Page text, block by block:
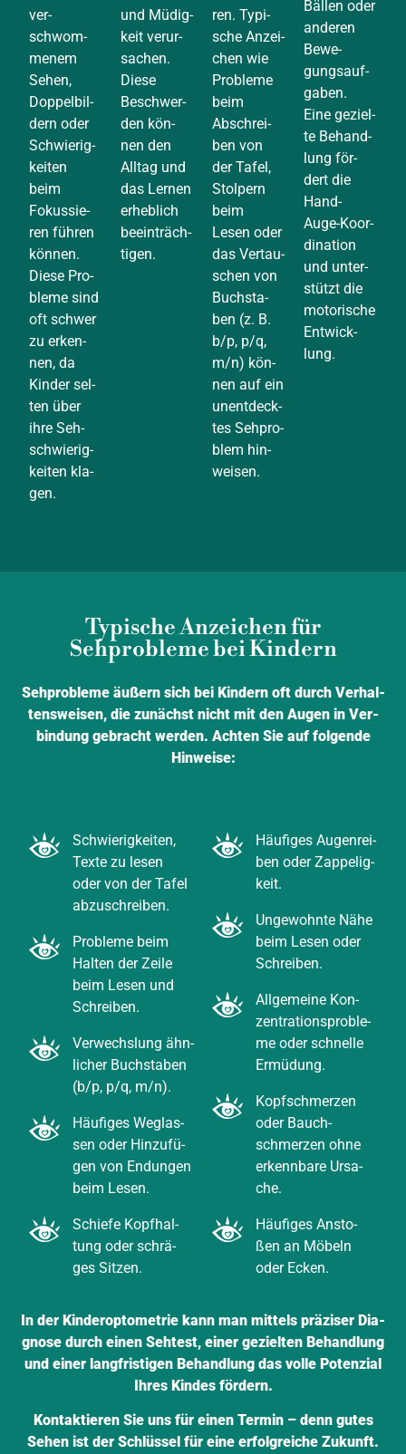
ver­
schwom­
me­nem
Sehen,
Dop­pel­bil­
dern oder
Schwie­rig­
kei­ten
beim
Fokus­sie­
ren füh­ren
kön­nen.
Die­se Pro­
ble­me sind
oft schwer
zu erken­
nen, da
Kin­der sel­
ten über
ihre Seh­
schwie­rig­
kei­ten kla­
gen.
und Müdig­
keit ver­ur­
sa­chen.
Die­se
Beschwer­
den kön­
nen den
All­tag und
das Ler­nen
erheb­lich
beein­träch­
ti­gen.
ren. Typi­
sche Anzei­
chen wie
Pro­ble­me
beim
Abschrei­
ben von
der Tafel,
Stol­pern
beim
Lesen oder
das Ver­tau­
schen von
Buch­sta­
ben (z. B.
b/p, p/q,
m/n) kön­
nen auf ein
unent­deck­
tes Seh­pro­
blem hin­
wei­sen.
Bäl­len oder
ande­ren
Bewe­
gungs­auf­
ga­ben.
Eine geziel­
te Behand­
lung för­
dert die
Hand-
Auge-Koor­
di­na­ti­on
und unter­
stützt die
moto­ri­sche
Ent­wick­
lung.
Typische Anzeichen für
Sehprobleme bei Kindern
Seh­pro­ble­me äußern sich bei Kin­dern oft durch Ver­hal­
tens­wei­sen, die zunächst nicht mit den Augen in Ver­
bin­dung gebracht wer­den. Ach­ten Sie auf fol­gen­de
Hin­wei­se:
Schwie­rig­kei­ten,
Tex­te zu lesen
oder von der Tafel
abzu­schrei­ben.
Pro­ble­me beim
Hal­ten der Zei­le
beim Lesen und
Schrei­ben.
Ver­wechs­lung ähn­
li­cher Buch­sta­ben
(b/p, p/q, m/n).
Häu­fi­ges Weg­las­
sen oder Hin­zu­fü­
gen von Endun­gen
beim Lesen.
Schie­fe Kopf­hal­
tung oder schrä­
ges Sit­zen.
Häu­fi­ges Augen­rei­
ben oder Zap­pe­lig­
keit.
Unge­wohn­te Nähe
beim Lesen oder
Schrei­ben.
All­ge­mei­ne Kon­
zen­tra­ti­ons­pro­ble­
me oder schnel­le
Ermü­dung.
Kopf­schmer­zen
oder Bauch­
schmer­zen ohne
erkenn­ba­re Ursa­
che.
Häu­fi­ges Ansto­
ßen an Möbeln
oder Ecken.
In der Kin­der­op­to­me­trie kann man mit­tels prä­zi­ser Dia­
gno­se durch einen Seh­test, einer geziel­ten Behand­lung
und einer lang­fris­ti­gen Behand­lung das vol­le Poten­zi­al
Ihres Kin­des för­dern.
Kon­tak­tie­ren Sie uns für einen Ter­min – denn gutes
Sehen ist der Schlüs­sel für eine erfolg­rei­che Zukunft.